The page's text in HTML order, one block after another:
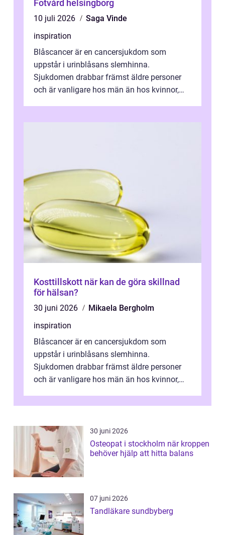
Fotvård helsingborg
10 juli 2026
Saga Vinde
inspiration
Blåscancer är en cancersjukdom som
uppstår i urinblåsans slemhinna.
Sjukdomen drabbar främst äldre personer
och är vanligare hos män än hos kvinnor,
Kosttillskott när kan de göra skillnad
för hälsan?
30 juni 2026
Mikaela Bergholm
inspiration
Blåscancer är en cancersjukdom som
uppstår i urinblåsans slemhinna.
Sjukdomen drabbar främst äldre personer
och är vanligare hos män än hos kvinnor,
förändringarna u...
30 juni 2026
Osteopat i stockholm när kroppen
behöver hjälp att hitta balans
07 juni 2026
Tandläkare sundbyberg